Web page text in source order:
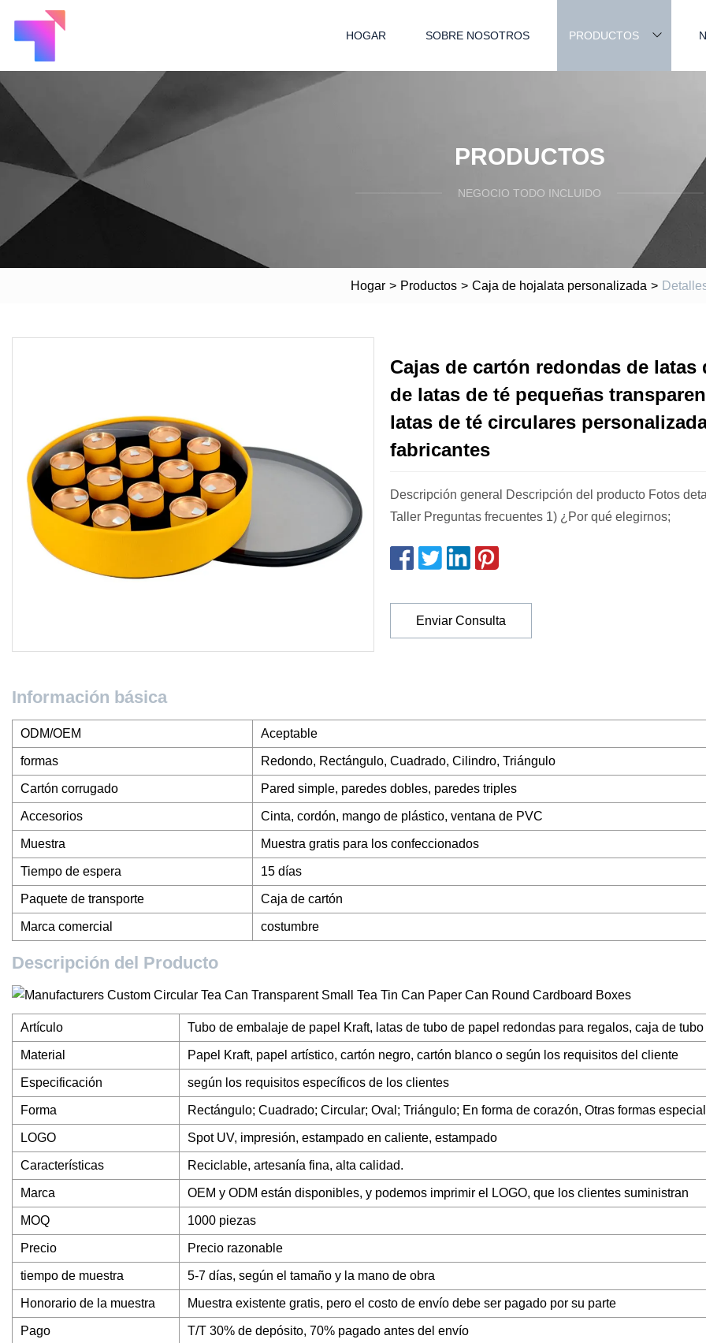
HOGAR SOBRE NOSOTROS PRODUCTOS
PRODUCTOS
NEGOCIO TODO INCLUIDO
Hogar > Productos > Caja de hojalata personalizada >
Cajas de cartón redondas de latas
de latas de té pequeñas
latas de té circulares
fabricantes
Descripción general Descripción del producto Fotos
Taller Preguntas frecuentes 1) ¿Por qué elegirnos;
Enviar Consulta
Información básica
ODM/OEM Aceptable
formas Redondo, Rectángulo, Cuadrado, Cilindro, Triángulo
Cartón corrugado Pared simple, paredes dobles, paredes triples
Accesorios Cinta, cordón, mango de plástico, ventana de PVC
Muestra Muestra gratis para los confeccionados
Tiempo de espera 15 días
Paquete de transporte Caja de cartón
Marca comercial costumbre
Descripción del Producto
Artículo Tubo de embalaje de papel Kraft, latas de tubo de papel redondas para regalos, caja de tubo
Material Papel Kraft, papel artístico, cartón negro, cartón blanco o según los requisitos del cliente
Especificación según los requisitos específicos de los clientes
Forma Rectángulo; Cuadrado; Circular; Oval; Triángulo; En forma de corazón, Otras formas
LOGO Spot UV, impresión, estampado en caliente, estampado
Características Reciclable, artesanía fina, alta calidad.
Marca OEM y ODM están disponibles, y podemos imprimir el LOGO, que los clientes suministran
MOQ 1000 piezas
Precio Precio razonable
tiempo de muestra 5-7 días, según el tamaño y la mano de obra
Honorario de la muestra Muestra existente gratis, pero el costo de envío debe ser pagado por su parte
Pago T/T 30% de depósito, 70% pagado antes del envío